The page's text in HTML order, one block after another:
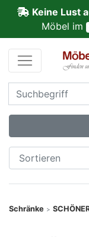
Keine Lust
Möbel im
Schränke >
Anmelden
PREMIUM
Schnell
lieferbar
SALE